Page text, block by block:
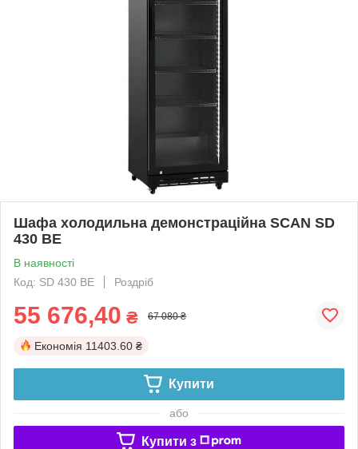
Шафа холодильна демонстраційна SCAN SD
430 BE
В наявності
Код: SD 430 BE
Роздріб
55 676,40 ₴ 67 080 ₴
Економія 11403.60 ₴
Купити
або
Купити з